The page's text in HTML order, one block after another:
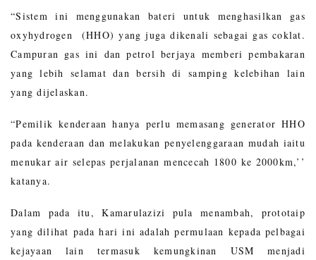
“Sistem ini menggunakan bateri untuk menghasilkan gas
oxyhydrogen (HHO) yang juga dikenali sebagai gas coklat.
Campuran gas ini dan petrol berjaya memberi pembakaran
yang lebih selamat dan bersih di samping kelebihan lain
yang dijelaskan.
“Pemilik kenderaan hanya perlu memasang generator HHO
pada kenderaan dan melakukan penyelenggaraan mudah iaitu
menukar air selepas perjalanan mencecah 1800 ke 2000km,’’
katanya.
Dalam pada itu, Kamarulazizi pula menambah, prototaip
yang dilihat pada hari ini adalah permulaan kepada pelbagai
kejayaan lain termasuk kemungkinan USM menjadi